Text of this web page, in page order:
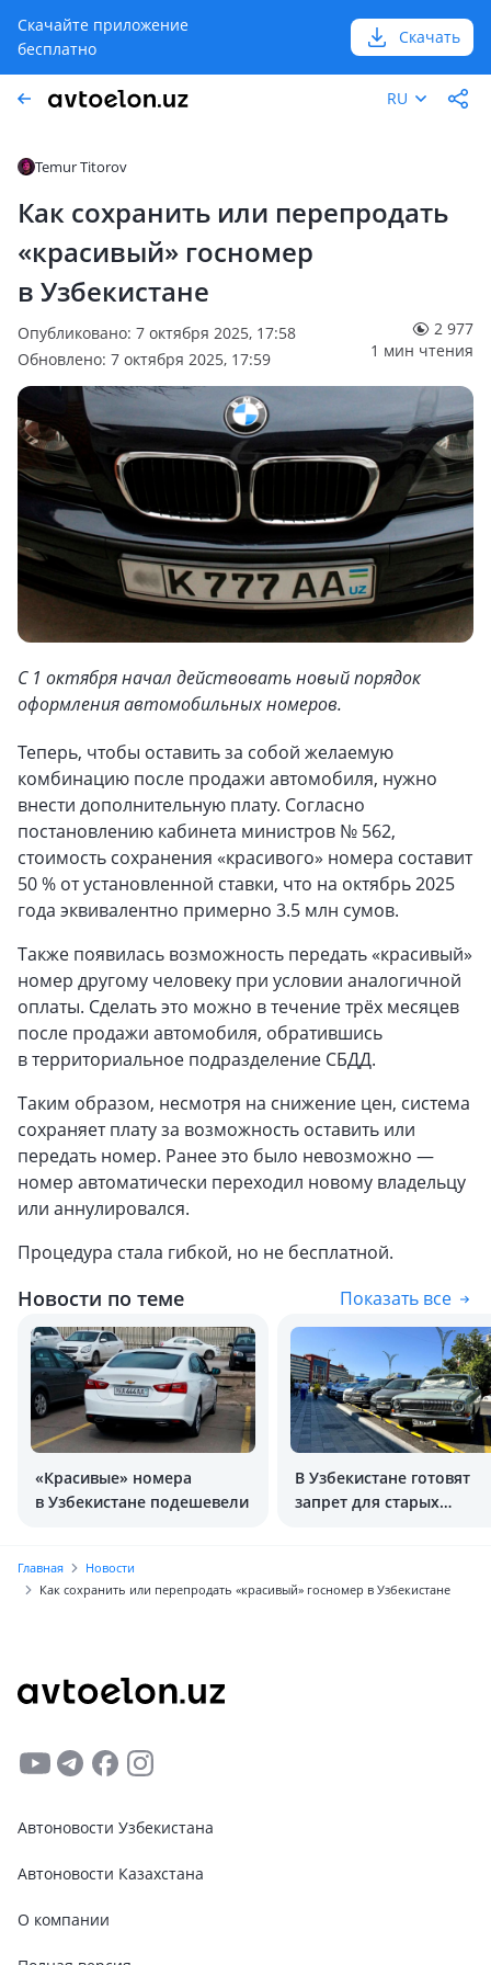
Скачайте приложение
бесплатно
Скачать
RU
Temur Titorov
Как сохранить или перепродать
«красивый» госномер
в Узбекистане
Опубликовано: 7 октября 2025, 17:58
Обновлено: 7 октября 2025, 17:59
2 977
1 мин чтения
С 1 октября начал действовать новый порядок
оформления автомобильных номеров.
Теперь, чтобы оставить за собой желаемую
комбинацию после продажи автомобиля, нужно
внести дополнительную плату. Согласно
постановлению кабинета министров № 562,
стоимость сохранения «красивого» номера составит
50 % от установленной ставки, что на октябрь 2025
года эквивалентно примерно 3.5 млн сумов.
Также появилась возможность передать «красивый»
номер другому человеку при условии аналогичной
оплаты. Сделать это можно в течение трёх месяцев
после продажи автомобиля, обратившись
в территориальное подразделение СБДД.
Таким образом, несмотря на снижение цен, система
сохраняет плату за возможность оставить или
передать номер. Ранее это было невозможно —
номер автоматически переходил новому владельцу
или аннулировался.
Процедура стала гибкой, но не бесплатной.
Новости по теме Показать все
«Красивые» номера
в Узбекистане подешевели
В Узбекистане готовят
запрет для старых
Главная
Новости
Как сохранить или перепродать «красивый» госномер в Узбекистане
Автоновости Узбекистана
Автоновости Казахстана
О компании